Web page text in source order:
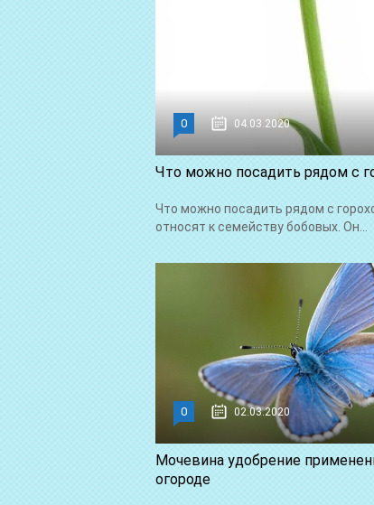
0 04.03.2020
Что можно посадить рядом с
Что можно посадить рядом с
относят к семейству бобовых. Он...
0 02.03.2020
Мочевина удобрение
огороде